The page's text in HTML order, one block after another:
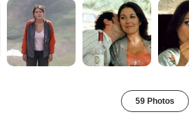
59 Photos